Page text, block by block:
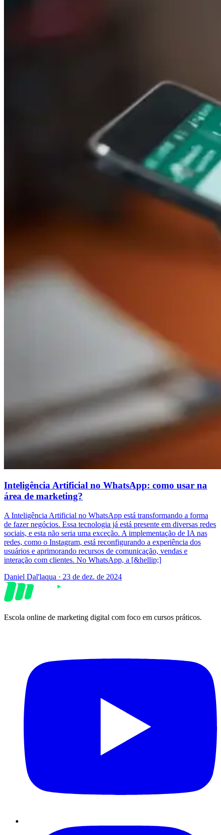
Inteligência Artificial no WhatsApp: como usar na
área de marketing?
A Inteligência Artificial no WhatsApp está transformando a forma
de fazer negócios. Essa tecnologia já está presente em diversas redes
sociais, e esta não seria uma exceção. A implementação de IA nas
redes, como o Instagram, está reconfigurando a experiência dos
usuários e aprimorando recursos de comunicação, vendas e
interação com clientes. No WhatsApp, a [&hellip;]
Daniel Dal'laqua · 23 de dez. de 2024
Escola online de marketing digital com foco em cursos práticos.